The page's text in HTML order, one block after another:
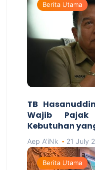
Berita Utama
TB
Wajib Pajak
Kebutuhan
Aep A'iNk 21 July
Berita Utama